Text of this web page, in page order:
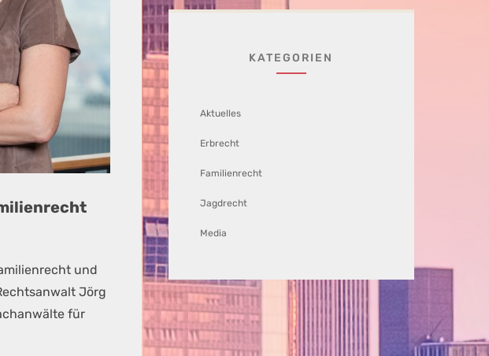
und
Jörg
für
KATEGORIEN
Aktuelles
Erbrecht
Familienrecht
Jagdrecht
Media